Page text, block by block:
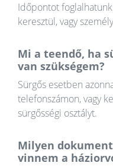
Időpontot
keresztül, vagy
Mi a teendő, ha
van szükségem?
Sürgős esetben
telefonszámon, vagy
sürgősségi osztályt.
Milyen
vinnem a